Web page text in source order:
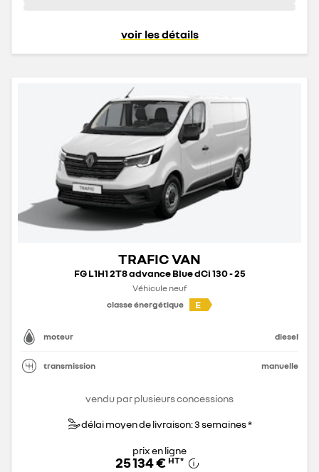
voir les détails
TRAFIC VAN
FG L1H1 2T8 advance Blue dCi 130 - 25
Véhicule neuf
classe énergétique
E
moteur diesel
transmission manuelle
vendu par plusieurs concessions
délai moyen de livraison: 3 semaines *
prix en ligne
25 134 € HT*